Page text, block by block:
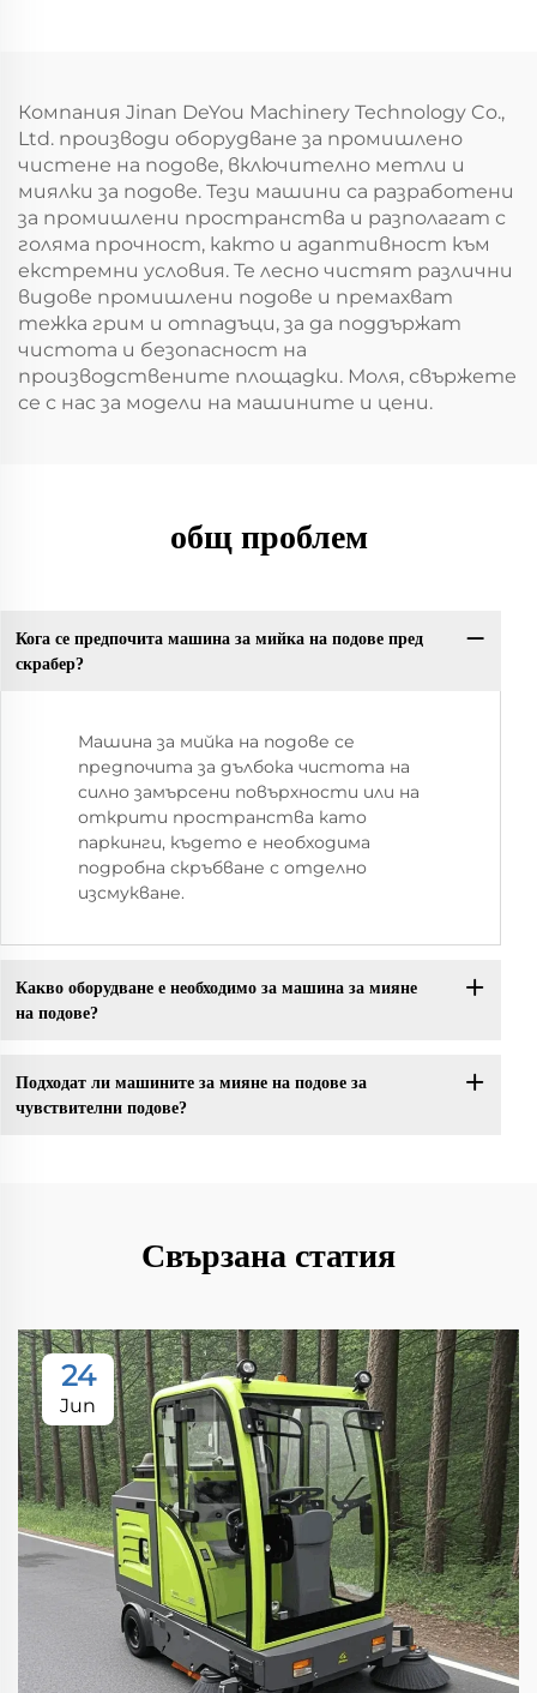
Компания Jinan DeYou Machinery Technology Co.,
Ltd. производи оборудване за промишлено
чистене на подове, включително метли и
миялки за подове. Тези машини са разработени
за промишлени пространства и разполагат с
голяма прочност, както и адаптивност към
екстремни условия. Те лесно чистят различни
видове промишлени подове и премахват
тежка грим и отпадъци, за да поддържат
чистота и безопасност на
производствените площадки. Моля, свържете
се с нас за модели на машините и цени.
общ проблем
Кога се предпочита машина за мийка на подове пред
скрабер?
Машина за мийка на подове се
предпочита за дълбока чистота на
силно замърсени повърхности или на
открити пространства като
паркинги, където е необходима
подробна скръбване с отделно
изсмукване.
Какво оборудване е необходимо за машина за мияне
на подове?
Подходат ли машините за мияне на подове за
чувствителни подове?
Свързана статия
24
Jun